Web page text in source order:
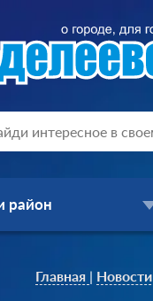
район
Главная | Новости